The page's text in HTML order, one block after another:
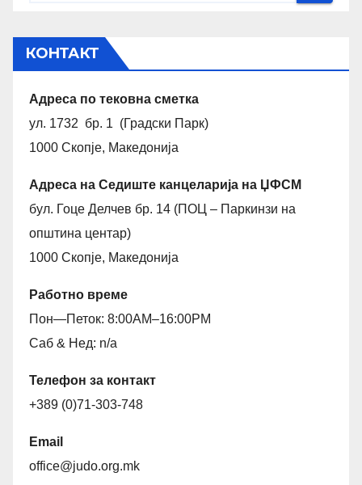
КОНТАКТ
Адреса по тековна сметка
ул. 1732 бр. 1 (Градски Парк)
1000 Скопје, Македонија
Адреса на Седиште канцеларија на ЏФСМ
бул. Гоце Делчев бр. 14 (ПОЦ – Паркинзи на
општина центар)
1000 Скопје, Македонија
Работно време
Пон—Петок: 8:00AM–16:00PM
Саб & Нед: n/a
Телефон за контакт
+389 (0)71-303-748
Email
office@judo.org.mk